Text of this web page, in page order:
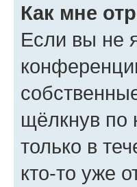
Как мне
Если вы не
щёлкнув по
только в
кто-то уже